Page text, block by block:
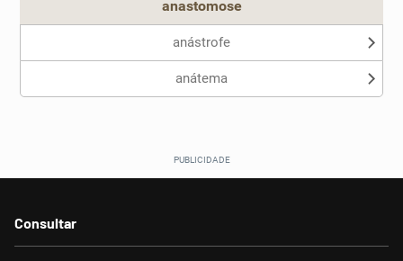
Dicionário
anastomose
anástrofe
anátema
Consultar